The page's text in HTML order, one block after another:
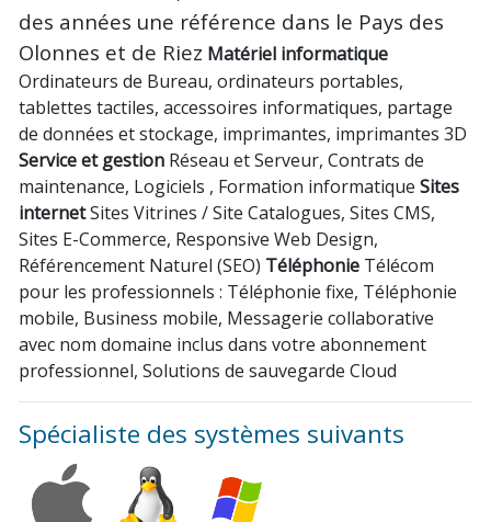
des années une référence dans le Pays des
Olonnes et de Riez Matériel informatique
Ordinateurs de Bureau, ordinateurs portables,
tablettes tactiles, accessoires informatiques, partage
de données et stockage, imprimantes, imprimantes 3D
Service et gestion Réseau et Serveur, Contrats de
maintenance, Logiciels , Formation informatique Sites
internetSites Vitrines / Site Catalogues, Sites CMS,
Sites E-Commerce, Responsive Web Design,
Référencement Naturel (SEO) Téléphonie Télécom
pour les professionnels : Téléphonie fixe, Téléphonie
mobile, Business mobile, Messagerie collaborative
avec nom domaine inclus dans votre abonnement
professionnel, Solutions de sauvegarde Cloud
Spécialiste des systèmes suivants